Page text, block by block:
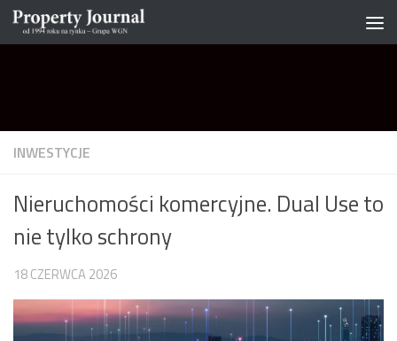
Skip to content
INWESTYCJE
Nieruchomości komercyjne. Dual Use to
nie tylko schrony
18 CZERWCA 2026